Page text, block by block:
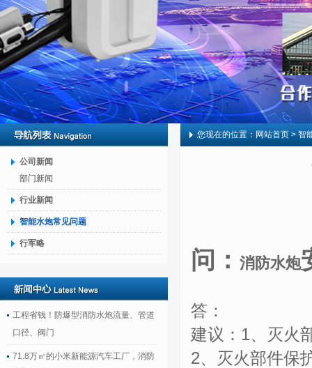
公司新闻
部门新闻
行业新闻
智能水炮常见问题
行军略
工程省钱！防爆型消防水炮流量、管道
口径、阀门
71.8万㎡的小米新能源汽车工厂，消防
您现在的位置： 网站首页 > 智
问： 消防水炮
答：
建议：1、灭火
2、灭火部件保